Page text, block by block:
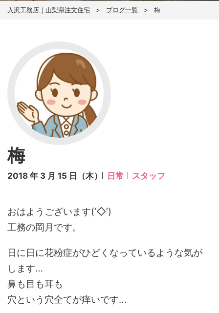
入沢工務店｜山梨県注文住宅 ブログ一覧 梅
梅
2018 年 3 月 15 日（木） 日常 スタッフ
おはようございます(‘◇’)ゞ
工務の岡月です。
日に日に花粉症がひどくなっているような気が
します…
鼻も目も耳も
穴という穴全てが痒いです…